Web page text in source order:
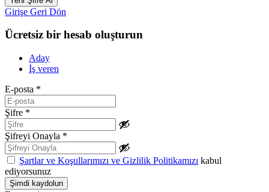
Girişe Geri Dön
Ücretsiz bir hesab oluşturun
Aday
İş veren
E-posta *
Şifre *
Şifreyi Onayla *
Şartlar ve Koşullarımızı ve Gizlilik Politikamızı kabul
ediyorsunuz